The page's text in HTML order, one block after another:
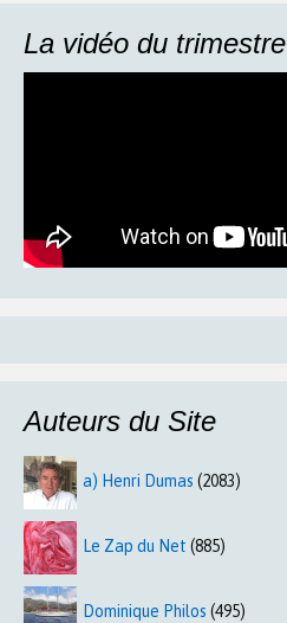
La vidéo du trimestre
Auteurs du Site
a) Henri Dumas (2083)
Le Zap du Net (885)
Dominique Philos (495)